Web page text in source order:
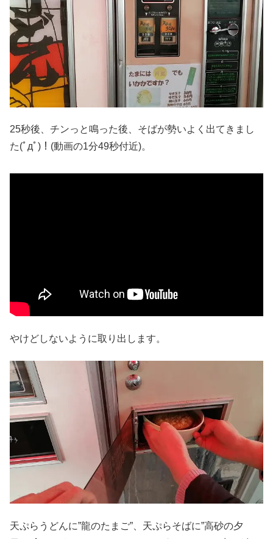
25秒後、チンっと鳴った後、そばが勢いよく出てきまし
た(ﾟдﾟ)！(動画の1分49秒付近)。
やけどしないように取り出します。
天ぷらうどんに”龍のたまご”、天ぷらそばに”高砂の夕